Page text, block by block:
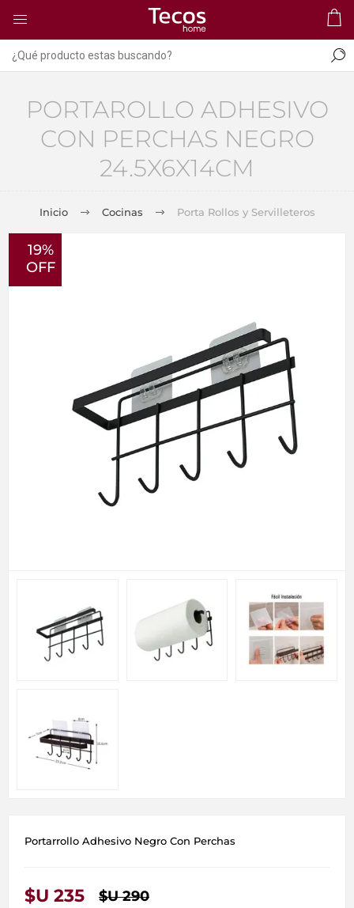
PORTAROLLO ADHESIVO
CON PERCHAS NEGRO
24.5X6X14CM
Inicio Cocinas Porta Rollos y Servilleteros
19%
OFF
Portarrollo Adhesivo Negro Con Perchas
$U 235 $U 290